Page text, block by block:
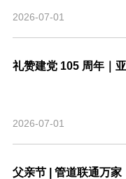
2026-07-01
2026-07-01
父亲节 | 管道联通万家